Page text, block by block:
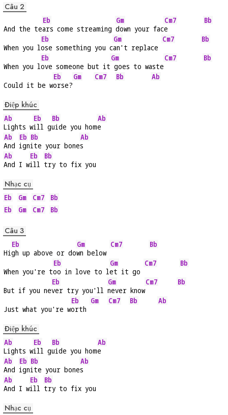
Câu 2
And the te
Eb
ars come streaming
Gm
down your fac
Cm7
e
Bb
When you l
Eb
ose something you c
Gm
an't replace
Cm7 Bb
When you l
Eb
ove someone but it
Gm
goes to waste
Cm7 Bb
Could it be w
Eb
orse?
Gm Cm7 Bb Ab
Điệp khúc
Ab
Lights w
Eb
ill g
Bb
uide you hom
Ab
e
Ab
And
Eb
ign
Bb
ite your bone
Ab
s
Ab
And I w
Eb
ill
Bb
try to fix you
Nhạc cụ
Eb Gm Cm7
Bb
Eb
Gm Cm7 Bb
Câu 3
Hi
Eb
gh up above or do
Gm
wn below
Cm7 Bb
When you're t
Eb
oo in love to l
Gm
et it go
Cm7 Bb
But if you ne
Eb
ver try you'll
Gm
never know
Cm7 Bb
Just what you're w
Eb
orth
Gm Cm7 Bb Ab
Điệp khúc
Ab
Lights w
Eb
ill g
Bb
uide you hom
Ab
e
Ab
And
Eb
ign
Bb
ite your bone
Ab
s
Ab
And I w
Eb
ill
Bb
try to fix you
Nhạc cụ